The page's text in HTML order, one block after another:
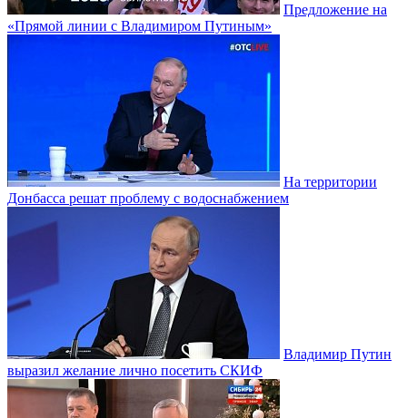
Предложение на
«Прямой линии с Владимиром Путиным»
На территории
Донбасса решат проблему с водоснабжением
Владимир Путин
выразил желание лично посетить СКИФ